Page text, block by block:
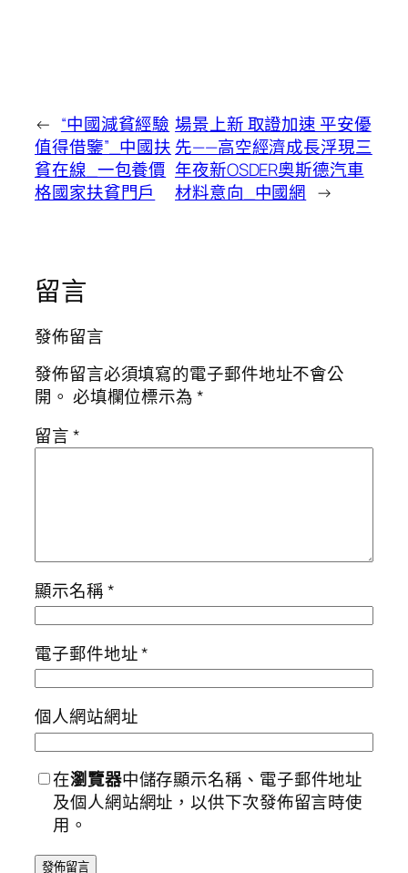
← “中國減貧經驗
值得借鑒”_中國扶
貧在線_一包養價
格國家扶貧門戶
場景上新 取證加速 平安優
先——高空經濟成長浮現三
年夜新OSDER奧斯德汽車
材料意向_中國網 →
留言
發佈留言
發佈留言必須填寫的電子郵件地址不會公
開。 必填欄位標示為*
留言*
顯示名稱*
電子郵件地址*
個人網站網址
在瀏覽器中儲存顯示名稱、電子郵件地址
及個人網站網址，以供下次發佈留言時使
用。